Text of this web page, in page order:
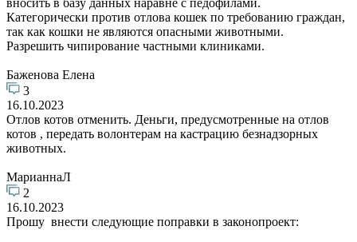
Категорически против отлова кошек по требованию граждан,
так как кошки не являются опасными животными.
Разрешить чипирование частными клиниками.
Баженова Елена
3
16.10.2023
Отлов котов отменить. Деньги, предусмотренные на отлов
котов , передать волонтерам на кастрацию безнадзорных
животных.
МарианнаЛ
2
16.10.2023
Прошу внести следующие поправки в законопроект: